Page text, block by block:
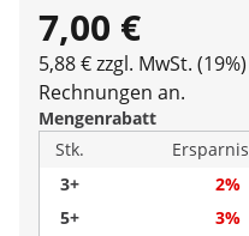
7,00 €
5,88 € zzgl. MwSt. (19%)
Rechnungen an.
Mengenrabatt
Stk.
Ersparnis
3+
2%
5+
3%